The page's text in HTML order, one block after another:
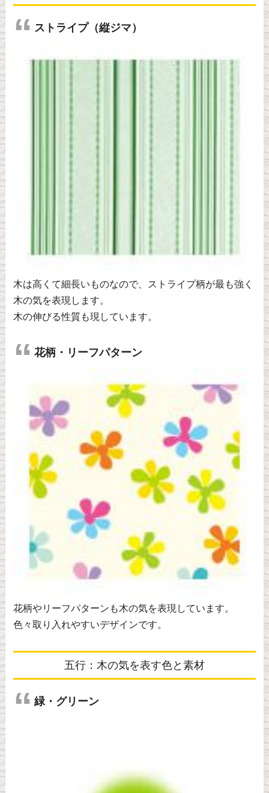
ストライプ（縦ジマ）
木は高くて細長いものなので、ストライプ柄が最も強く
木の気を表現します。
木の伸びる性質も現しています。
花柄・リーフパターン
花柄やリーフパターンも木の気を表現しています。
色々取り入れやすいデザインです。
五行：木の気を表す色と素材
緑・グリーン